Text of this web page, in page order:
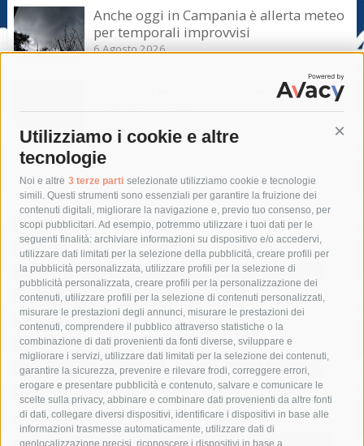
Utilizziamo i cookie e altre
tecnologie
Noi e altre 3 terze parti selezionate utilizziamo cookie e tecnologie
simili. Questi strumenti sono essenziali per garantire la fruizione dei
contenuti digitali, migliorare la navigazione e, previo tuo consenso, per
scopi pubblicitari. Ad esempio, potremmo utilizzare i tuoi dati per le
seguenti finalità: archiviare informazioni su dispositivo e/o accedervi,
utilizzare dati limitati per la selezione della pubblicità, creare profili per
la pubblicità personalizzata, utilizzare profili per la selezione di
pubblicità personalizzata, creare profili per la personalizzazione dei
contenuti, utilizzare profili per la selezione di contenuti personalizzati,
misurare le prestazioni degli annunci, misurare le prestazioni dei
contenuti, comprendere il pubblico attraverso statistiche o la
combinazione di dati provenienti da fonti diverse, sviluppare e
migliorare i servizi, utilizzare dati limitati per la selezione dei contenuti,
garantire la sicurezza, prevenire e rilevare frodi, correggere errori,
erogare e presentare pubblicità e contenuto, salvare e comunicare le
scelte sulla privacy, abbinare e combinare dati provenienti da altre fonti
di dati, collegare diversi dispositivi, identificare i dispositivi in base alle
informazioni trasmesse automaticamente, utilizzare dati di
geolocalizzazione precisi, riconoscere i dispositivi in base a
Anche oggi in Campania è allerta meteo
per temporali improvvisi
6 Agosto 2026
Domani e sabato interrotta la linea Eav
Tag
acqua allerta meteo
anas
area marina protetta di punta campanella
arresto
Asl Napoli 3 sud
capitaneria di porto capri
carabinieri
castellammare di stabia
circumvesuviana
comune di sorrento
concerto
contagi
costiera amalfitana
covid-19 eav
elezioni
fondazione sorrento
gori guardia costiera
incidente
lavori
lorenzo balducelli mare
massa lubrense
massimo coppola
Meta napoli
ordinanza